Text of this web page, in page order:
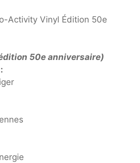
50e anniversaire)